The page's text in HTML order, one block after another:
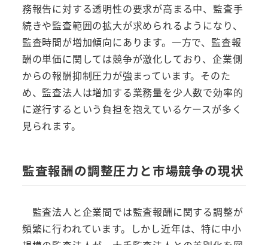
務報告に対する透明性の要求が高まる中、監査手
続きや監査範囲の拡大が求められるようになり、
監査時間が増加傾向にあります。一方で、監査報
酬の単価に関しては競争が激化しており、企業側
からの報酬抑制圧力が強まっています。そのた
め、監査法人は増加する業務量を少人数で効率的
に遂行するという負担を抱えているケースが多く
見られます。
監査報酬の調整圧力と市場競争の現状
監査法人と企業間では監査報酬に関する調整が
頻繁に行われています。しかし近年は、特に中小